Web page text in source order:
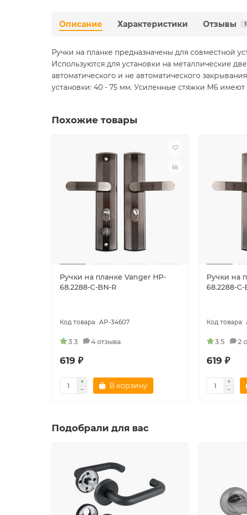
Описание Характеристики Отзывы 1
Ручки на планке предназначены для совместной
Используются для установки на металлические
автоматического и не автоматического
установки: 40 - 75 мм. Усиленные стяжки М6
Похожие товары
Ручки на планке Vanger HP-
68.2288-C-BN-R
AP-34607
3.3 4 отзыва
619 ₽
В корзину
Ручки на
68.2288-C-
3.5 2
619 ₽
Подобрали для вас